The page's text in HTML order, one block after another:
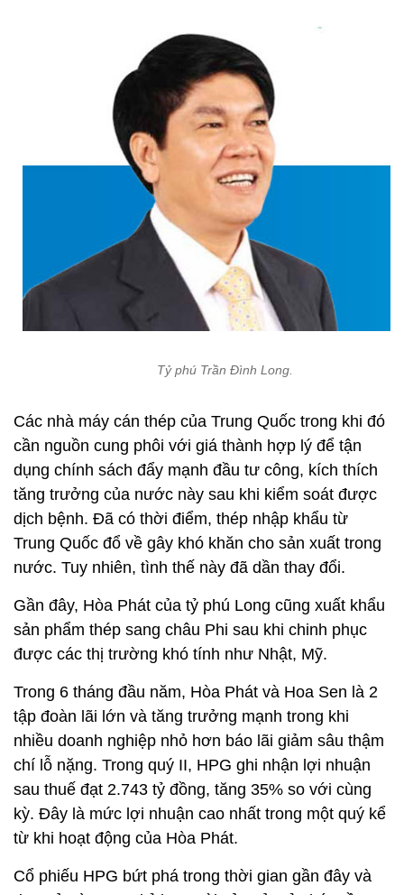
Tỷ phú Trần Đình Long.
Các nhà máy cán thép của Trung Quốc trong khi đó
cần nguồn cung phôi với giá thành hợp lý để tận
dụng chính sách đẩy mạnh đầu tư công, kích thích
tăng trưởng của nước này sau khi kiểm soát được
dịch bệnh. Đã có thời điểm, thép nhập khẩu từ
Trung Quốc đổ về gây khó khăn cho sản xuất trong
nước. Tuy nhiên, tình thế này đã dần thay đổi.
Gần đây, Hòa Phát của tỷ phú Long cũng xuất khẩu
sản phẩm thép sang châu Phi sau khi chinh phục
được các thị trường khó tính như Nhật, Mỹ.
Trong 6 tháng đầu năm, Hòa Phát và Hoa Sen là 2
tập đoàn lãi lớn và tăng trưởng mạnh trong khi
nhiều doanh nghiệp nhỏ hơn báo lãi giảm sâu thậm
chí lỗ nặng. Trong quý II, HPG ghi nhận lợi nhuận
sau thuế đạt 2.743 tỷ đồng, tăng 35% so với cùng
kỳ. Đây là mức lợi nhuận cao nhất trong một quý kể
từ khi hoạt động của Hòa Phát.
Cổ phiếu HPG bứt phá trong thời gian gần đây và